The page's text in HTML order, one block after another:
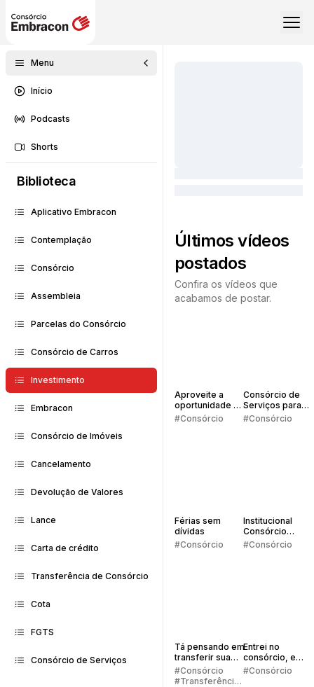
Menu
Início
Podcasts
Shorts
Biblioteca
Aplicativo Embracon
Contemplação
Consórcio
Assembleia
Parcelas do Consórcio
Consórcio de Carros
Investimento
Embracon
Consórcio de Imóveis
Cancelamento
Devolução de Valores
Lance
Carta de crédito
Transferência de Consórcio
Cota
FGTS
Consórcio de Serviços
Últimos vídeos
postados
Confira os vídeos que
acabamos de postar.
Aproveite a
oportunidade da
isenção de IR
#Consórcio
Consórcio de
Serviços para
Estudos: o que
#Consórcio
Férias sem
dívidas
#Consórcio
Institucional
Consórcio
Embracon 2025
#Consórcio
Tá pensando em
transferir sua
cota de
consórcio?
#Consórcio
#Transferência
Entrei no
consórcio, e
agora?
#Consórcio